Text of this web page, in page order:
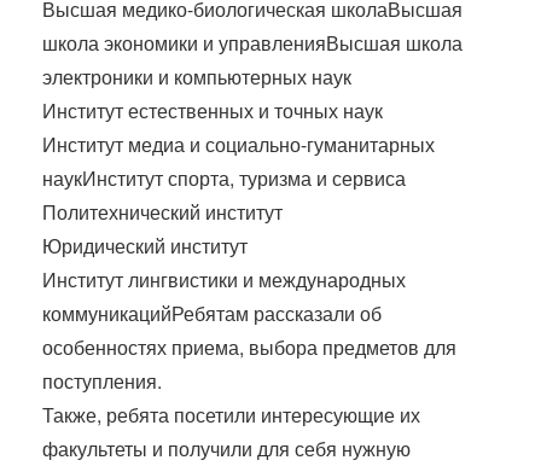
Высшая медико-биологическая школаВысшая
школа экономики и управленияВысшая школа
электроники и компьютерных наук
Институт естественных и точных наук
Институт медиа и социально-гуманитарных
наукИнститут спорта, туризма и сервиса
Политехнический институт
Юридический институт
Институт лингвистики и международных
коммуникацийРебятам рассказали об
особенностях приема, выбора предметов для
поступления.
Также, ребята посетили интересующие их
факультеты и получили для себя нужную